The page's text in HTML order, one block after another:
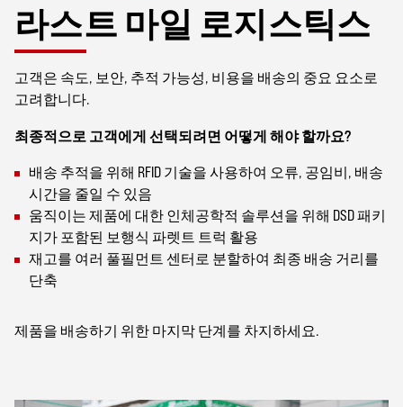
라스트 마일 로지스틱스
고객은 속도, 보안, 추적 가능성, 비용을 배송의 중요 요소로
고려합니다.
최종적으로 고객에게 선택되려면 어떻게 해야 할까요?
배송 추적을 위해 RFID 기술을 사용하여 오류, 공임비, 배송
시간을 줄일 수 있음
움직이는 제품에 대한 인체공학적 솔루션을 위해 DSD 패키
지가 포함된 보행식 파렛트 트럭 활용
재고를 여러 풀필먼트 센터로 분할하여 최종 배송 거리를
단축
제품을 배송하기 위한 마지막 단계를 차지하세요.